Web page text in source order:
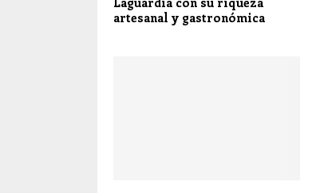
artesanal y gastronómica